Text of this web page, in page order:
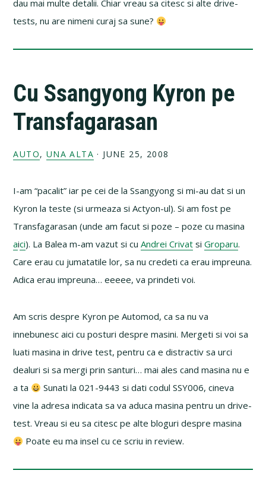
dau mai multe detalii. Chiar vreau sa citesc si alte drive-
tests, nu are nimeni curaj sa sune?
Cu Ssangyong Kyron pe
Transfagarasan
AUTO, UNA ALTA · JUNE 25, 2008
I-am “pacalit” iar pe cei de la Ssangyong si mi-au dat si un
Kyron la teste (si urmeaza si Actyon-ul). Si am fost pe
Transfagarasan (unde am facut si poze – poze cu masina
aici). La Balea m-am vazut si cuAndrei Crivat siGroparu.
Care erau cu jumatatile lor, sa nu credeti ca erau impreuna.
Adica erau impreuna… eeeee, va prindeti voi.
Am scris despre Kyron pe Automod, ca sa nu va
innebunesc aici cu posturi despre masini. Mergeti si voi sa
luati masina in drive test, pentru ca e distractiv sa urci
dealuri si sa mergi prin santuri… mai ales cand masina nu e
a ta
Sunati la 021-9443 si dati codul SSY006, cineva
vine la adresa indicata sa va aduca masina pentru un drive-
test. Vreau si eu sa citesc pe alte bloguri despre masina
Poate eu ma insel cu ce scriu in review.